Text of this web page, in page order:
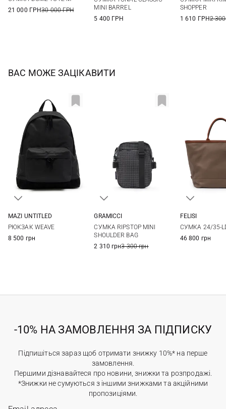
21 000 ГРН30 000 ГРН
MINI BARREL
5 400 ГРН
SHOPPER
1 610 ГРН2
ВАС МОЖЕ ЗАЦІКАВИТИ
MAZI UNTITLED
РЮКЗАК WEAVE
8 500 грн
GRAMICCI
СУМКА RIPSTOP MINI
SHOULDER BAG
2 310 грн3 300 грн
FELISI
СУМКА 24/35-
46 800 грн
-10% НА ЗАМОВЛЕННЯ ЗА ПІДПИСКУ
Підпишіться зараз щоб отримати знижку 10%* на перше
замовлення.
Першими дізнавайтеся про новини, знижки та розпродажі.
*Знижки не сумуються з іншими знижками та акційними
пропозиціями.